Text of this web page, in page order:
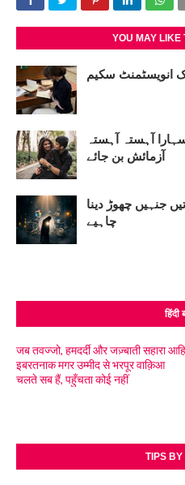
YOU MAY LIKE
انویسٹمنٹ سکیم
آہستہ آہستہ
آزمائش بن جائے
11 بری عادتیں جنہیں چھوڑ دینا
چاہیے
हिंदी
जब तवज्जो, हमदर्दी और जज़्बाती सहारा
इबरतनाक मगर उम्मीद से भरपूर वाक़िआ
चलते सब हैं, पहुँचता कोई नहीं
TIPS